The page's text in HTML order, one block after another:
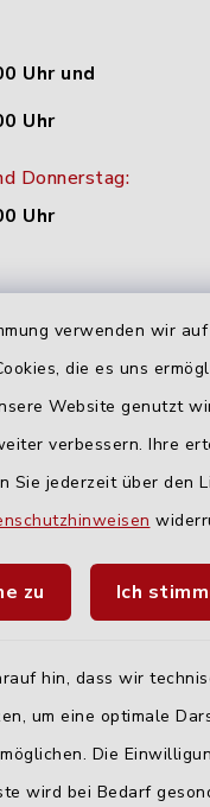
verwenden wir
die es uns
Website genutzt
verbessern. Ihre
Sie jederzeit über den
zu Ich
hin, dass wir
um eine optimale
Die
wird bei Bedarf
Uhr und
Uhr
Donnerstag:
Uhr
DING